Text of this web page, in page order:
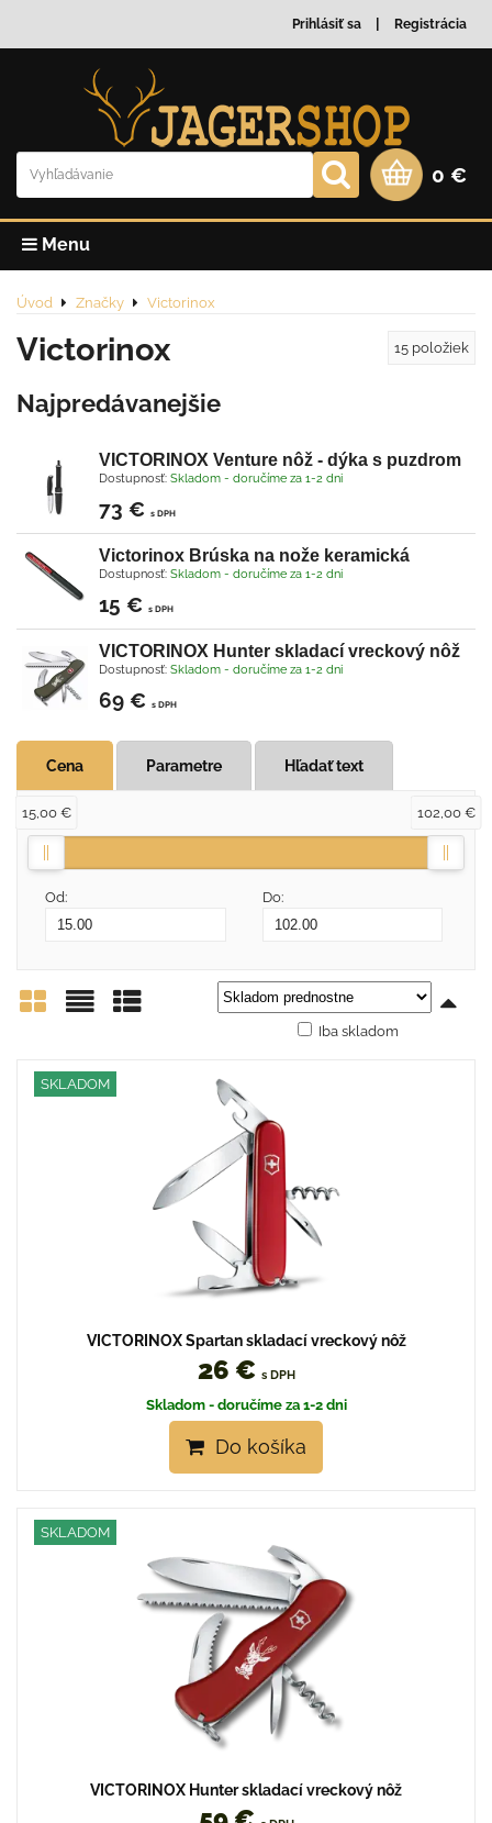
Prihlásiť sa Registrácia
0 €
Menu
Úvod Značky Victorinox
Victorinox 15 položiek
Najpredávanejšie
VICTORINOX Venture nôž - dýka s puzdrom
Dostupnosť: Skladom - doručíme za 1-2 dni
73 € s DPH
Victorinox Brúska na nože keramická
Dostupnosť: Skladom - doručíme za 1-2 dni
15 € s DPH
VICTORINOX Hunter skladací vreckový nôž
Dostupnosť: Skladom - doručíme za 1-2 dni
69 € s DPH
Cena Parametre Hľadať text
Od: Do:
15,00 € 102,00 €
Iba skladom
SKLADOM
VICTORINOX Spartan skladací vreckový nôž
26 € s DPH
Skladom - doručíme za 1-2 dni
Do košíka
SKLADOM
VICTORINOX Hunter skladací vreckový nôž